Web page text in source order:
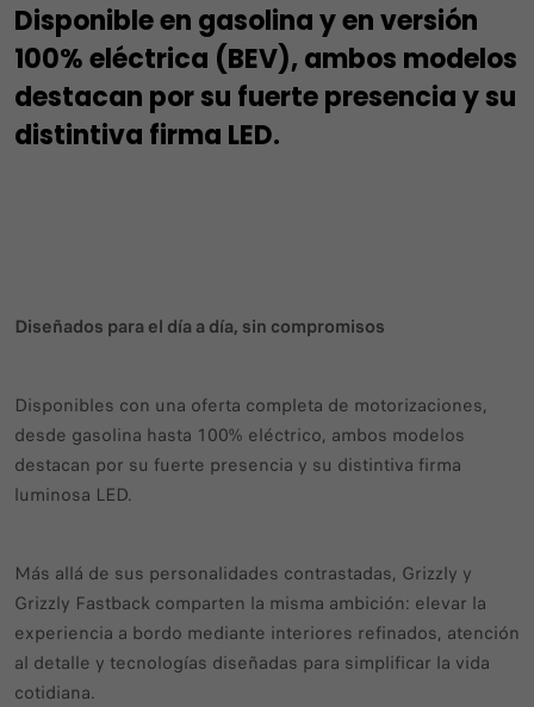
Disponible en gasolina y en versión
100% eléctrica (BEV), ambos modelos
destacan por su fuerte presencia y su
distintiva firma LED.
Diseñados para el día a día, sin compromisos
Disponibles con una oferta completa de motorizaciones,
desde gasolina hasta 100% eléctrico, ambos modelos
destacan por su fuerte presencia y su distintiva firma
luminosa LED.
Más allá de sus personalidades contrastadas, Grizzly y
Grizzly Fastback comparten la misma ambición: elevar la
experiencia a bordo mediante interiores refinados, atención
al detalle y tecnologías diseñadas para simplificar la vida
cotidiana.